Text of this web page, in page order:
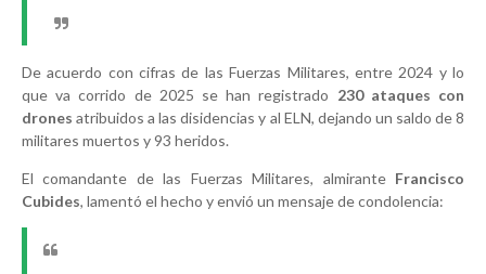
De acuerdo con cifras de las Fuerzas Militares, entre 2024 y lo
que va corrido de 2025 se han registrado 230 ataques con
drones atribuidos a las disidencias y al ELN, dejando un saldo de 8
militares muertos y 93 heridos.
El comandante de las Fuerzas Militares, almirante Francisco
Cubides, lamentó el hecho y envió un mensaje de condolencia: